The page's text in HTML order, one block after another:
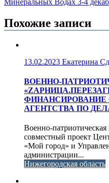
Минеральных Водах 3-4
Похожие записи
13.02.2023 Екатерина
ВОЕННО-
ФИНАНСИРОВАНИЕ
АГЕНТСТВА ПО
Военно-
совместный проект
«Мой город» и
администрации...
Нижегородская область